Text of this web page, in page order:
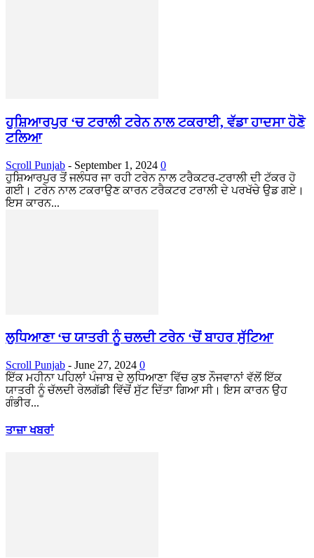
ਹੁਸ਼ਿਆਰਪੁਰ ‘ਚ ਟਰਾਲੀ ਟਰੇਨ ਨਾਲ ਟਕਰਾਈ, ਵੱਡਾ ਹਾਦਸਾ ਹੋਣੋ
ਟਲਿਆ
Scroll Punjab - September 1, 2024 0
ਹੁਸ਼ਿਆਰਪੁਰ ਤੋਂ ਜਲੰਧਰ ਜਾ ਰਹੀ ਟਰੇਨ ਨਾਲ ਟਰੈਕਟਰ-ਟਰਾਲੀ ਦੀ ਟੱਕਰ ਹੋ
ਗਈ। ਟਰੇਨ ਨਾਲ ਟਕਰਾਉਣ ਕਾਰਨ ਟਰੈਕਟਰ ਟਰਾਲੀ ਦੇ ਪਰਖੱਚੇ ਉਡ ਗਏ।
ਇਸ ਕਾਰਨ...
ਲੁਧਿਆਣਾ ‘ਚ ਯਾਤਰੀ ਨੂੰ ਚਲਦੀ ਟਰੇਨ ‘ਚੋਂ ਬਾਹਰ ਸੁੱਟਿਆ
Scroll Punjab - June 27, 2024 0
ਇੱਕ ਮਹੀਨਾ ਪਹਿਲਾਂ ਪੰਜਾਬ ਦੇ ਲੁਧਿਆਣਾ ਵਿੱਚ ਕੁਝ ਨੌਜਵਾਨਾਂ ਵੱਲੋਂ ਇੱਕ
ਯਾਤਰੀ ਨੂੰ ਚੱਲਦੀ ਰੇਲਗੱਡੀ ਵਿੱਚੋਂ ਸੁੱਟ ਦਿੱਤਾ ਗਿਆ ਸੀ। ਇਸ ਕਾਰਨ ਉਹ
ਗੰਭੀਰ...
ਤਾਜ਼ਾ ਖਬਰਾਂ